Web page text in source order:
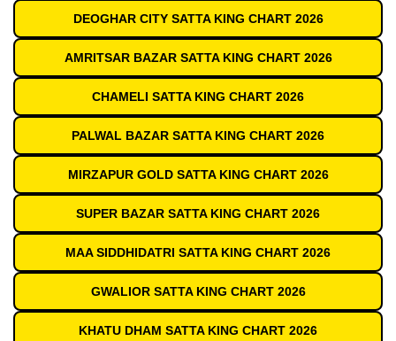
DEOGHAR CITY SATTA KING CHART 2026
AMRITSAR BAZAR SATTA KING CHART 2026
CHAMELI SATTA KING CHART 2026
PALWAL BAZAR SATTA KING CHART 2026
MIRZAPUR GOLD SATTA KING CHART 2026
SUPER BAZAR SATTA KING CHART 2026
MAA SIDDHIDATRI SATTA KING CHART 2026
GWALIOR SATTA KING CHART 2026
KHATU DHAM SATTA KING CHART 2026